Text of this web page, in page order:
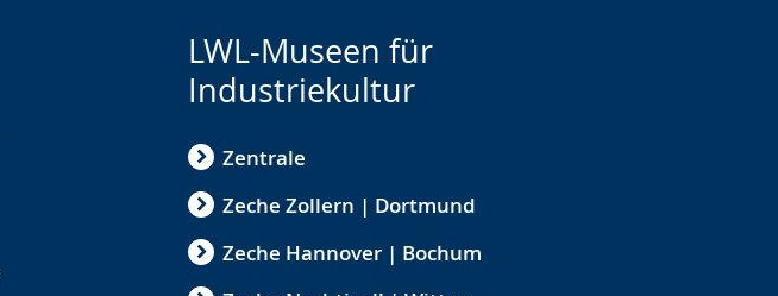
LWL-Museen für
Industriekultur
Zentrale
Zeche Zollern | Dortmund
Zeche Hannover | Bochum